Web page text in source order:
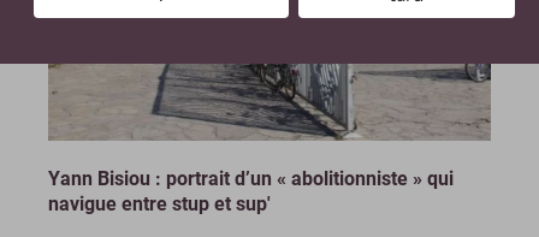
Yann Bisiou : portrait d’un « abolitionniste » qui
navigue entre stup et sup'